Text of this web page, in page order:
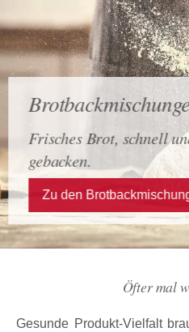
Frisches Brot,
gebacken.
Zu den
Öfter mal
Gesunde Produkt-Vielfalt